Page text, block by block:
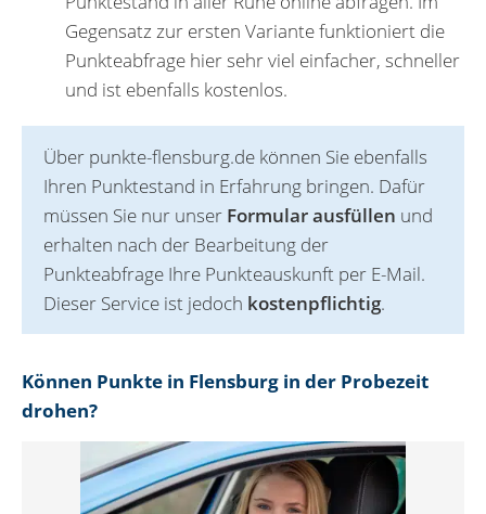
Gegensatz zur ersten Variante funktioniert die
Punkteabfrage hier sehr viel einfacher, schneller
und ist ebenfalls kostenlos.
Über punkte-flensburg.de können Sie ebenfalls
Ihren Punktestand in Erfahrung bringen. Dafür
müssen Sie nur unser Formular ausfüllen und
erhalten nach der Bearbeitung der
Punkteabfrage Ihre Punkteauskunft per E-Mail.
Dieser Service ist jedoch kostenpflichtig.
Können Punkte in Flensburg in der Probezeit
drohen?